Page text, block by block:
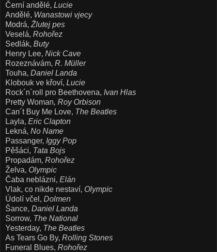
Černí andělé, Lucie
Andělé, Wanastowi vjecy
Modrá, Žlutej pes
Veselá, Rohořez
Sedlák, Buty
Henry Lee, Nick Cave
Rozeznávám, R. Müller
Touha, Daniel Landa
Klobouk ve křoví, Lucie
Rock´n´roll pro Beethovena, Ivan Hlas
Pretty Woman, Roy Orbison
Can´t Buy Me Love, The Beatles
Layla, Eric Clapton
Lekná, No Name
Passanger, Iggy Pop
Pěšáci, Tata Bojs
Propadám, Rohořez
Želva, Olympic
Čaba neblázni, Elán
Vlak, co nikde nestaví, Olympic
Údolí včel, Dolmen
Šance, Daniel Landa
Sorrow, The National
Yesterday, The Beatles
As Tears Go By, Rolling Stones
Funeral Blues, Rohořez